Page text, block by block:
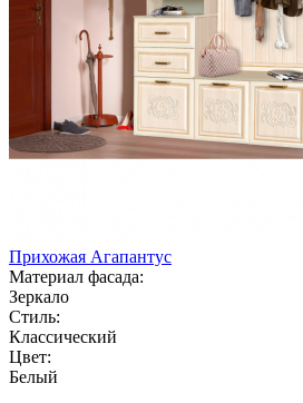
Прихожая Агапантус
Материал фасада:
Зеркало
Стиль:
Классический
Цвет:
Белый